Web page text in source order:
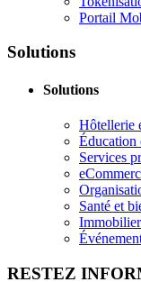
Portail
Solutions
Solutions
Hôtellerie
Éducation
Services
Santé et
RESTEZ